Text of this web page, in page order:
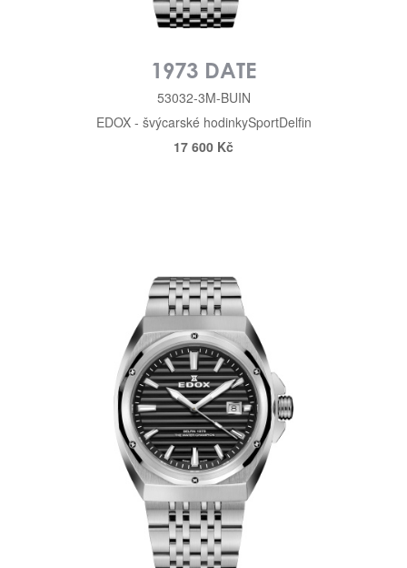
1973 DATE
53032-3M-BUIN
EDOX - švýcarské hodinkySportDelfin
17 600 Kč